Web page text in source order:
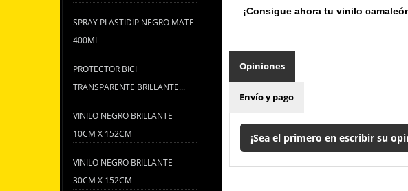
SPRAY PLASTIDIP NEGRO MATE
400ML
PROTECTOR BICI
TRANSPARENTE BRILLANTE...
VINILO NEGRO BRILLANTE
10CM X 152CM
VINILO NEGRO BRILLANTE
30CM X 152CM
¡Consigue ahora tu vinilo
Opiniones
Envío y pago
¡Sea el primero en escribir su